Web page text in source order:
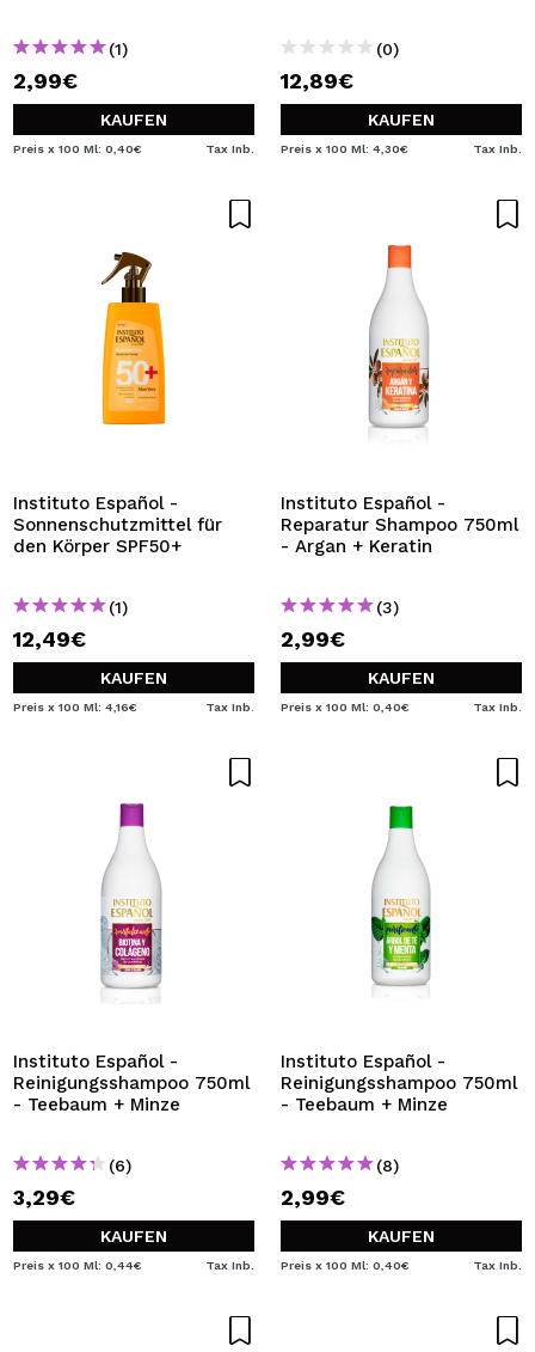
(1)
2,99€
KAUFEN
Preis x 100 Ml: 0,40€ Tax Inb.
(0)
12,89€
KAUFEN
Preis x 100 Ml: 4,30€ Tax Inb.
Instituto Español -
Sonnenschutzmittel für
den Körper SPF50+
(1)
12,49€
KAUFEN
Preis x 100 Ml: 4,16€ Tax Inb.
Instituto Español -
Reparatur Shampoo 750ml
- Argan + Keratin
(3)
2,99€
KAUFEN
Preis x 100 Ml: 0,40€ Tax Inb.
Instituto Español -
Reinigungsshampoo 750ml
- Teebaum + Minze
(6)
3,29€
KAUFEN
Preis x 100 Ml: 0,44€ Tax Inb.
Instituto Español -
Reinigungsshampoo 750ml
- Teebaum + Minze
(8)
2,99€
KAUFEN
Preis x 100 Ml: 0,40€ Tax Inb.